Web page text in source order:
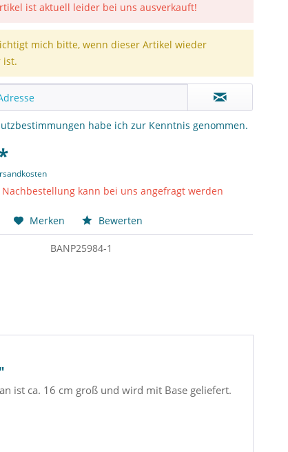
ist aktuell leider bei uns ausverkauft!
mich bitte, wenn dieser Artikel wieder
ist.
habe ich zur Kenntnis genommen.
Nachbestellung kann bei uns angefragt werden
Merken Bewerten
BANP25984-1
ist ca. 16 cm groß und wird mit Base geliefert.